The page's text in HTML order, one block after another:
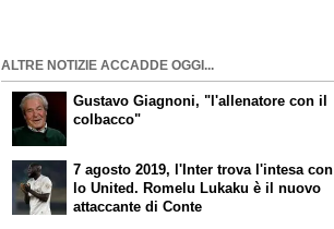
ALTRE NOTIZIE ACCADDE OGGI...
Gustavo Giagnoni, "l'allenatore con il
colbacco"
7 agosto 2019, l'Inter trova l'intesa con
lo United. Romelu Lukaku è il nuovo
attaccante di Conte